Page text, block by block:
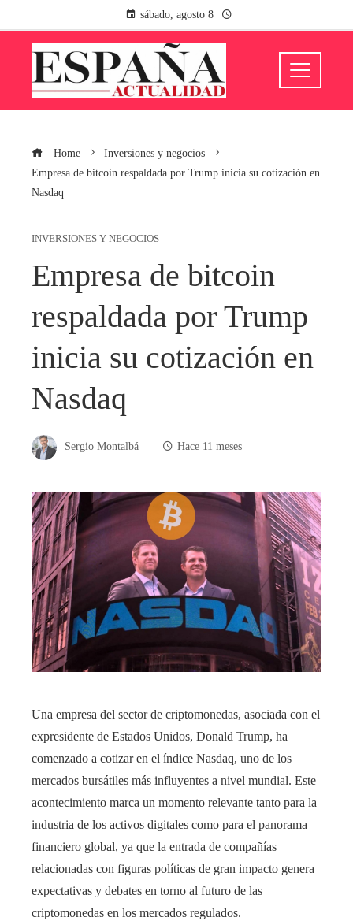
sábado, agosto 8
Home
Inversiones y negocios
Empresa de bitcoin respaldada por Trump inicia su cotización en
Nasdaq
INVERSIONES Y NEGOCIOS
Empresa de bitcoin
respaldada por Trump
inicia su cotización en
Nasdaq
Sergio Montalbá Hace 11 meses
Una empresa del sector de criptomonedas, asociada con el
expresidente de Estados Unidos, Donald Trump, ha
comenzado a cotizar en el índice Nasdaq, uno de los
mercados bursátiles más influyentes a nivel mundial. Este
acontecimiento marca un momento relevante tanto para la
industria de los activos digitales como para el panorama
financiero global, ya que la entrada de compañías
relacionadas con figuras políticas de gran impacto genera
expectativas y debates en torno al futuro de las
criptomonedas en los mercados regulados.